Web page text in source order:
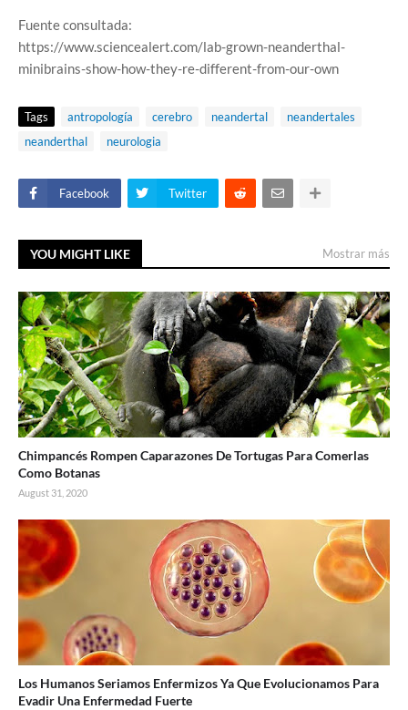
Fuente consultada:
https://www.sciencealert.com/lab-grown-neanderthal-
minibrains-show-how-they-re-different-from-our-own
Tags antropología cerebro neandertal
neandertales
neanderthal
neurologia
Facebook Twitter
YOU MIGHT LIKE Mostrar más
Chimpancés Rompen Caparazones De Tortugas Para Comerlas
Como Botanas
August 31, 2020
Los Humanos Seriamos Enfermizos Ya Que Evolucionamos Para
Evadir Una Enfermedad Fuerte